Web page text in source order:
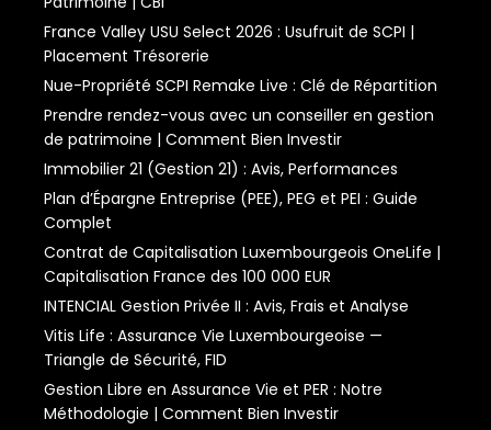
France Valley USU Select 2026 : Usufruit de SCPI |
Placement Trésorerie
Nue-Propriété SCPI Remake Live : Clé de Répartition
Prendre rendez-vous avec un conseiller en gestion
de patrimoine | Comment Bien Investir
Immobilier 21 (Gestion 21) : Avis, Performances
Plan d’Épargne Entreprise (PEE), PEG et PEI : Guide
Complet
Contrat de Capitalisation Luxembourgeois OneLife |
Capitalisation France des 100 000 EUR
INTENCIAL Gestion Privée II : Avis, Frais et Analyse
Vitis Life : Assurance Vie Luxembourgeoise —
Triangle de Sécurité, FID
Gestion Libre en Assurance Vie et PER : Notre
Méthodologie | Comment Bien Investir